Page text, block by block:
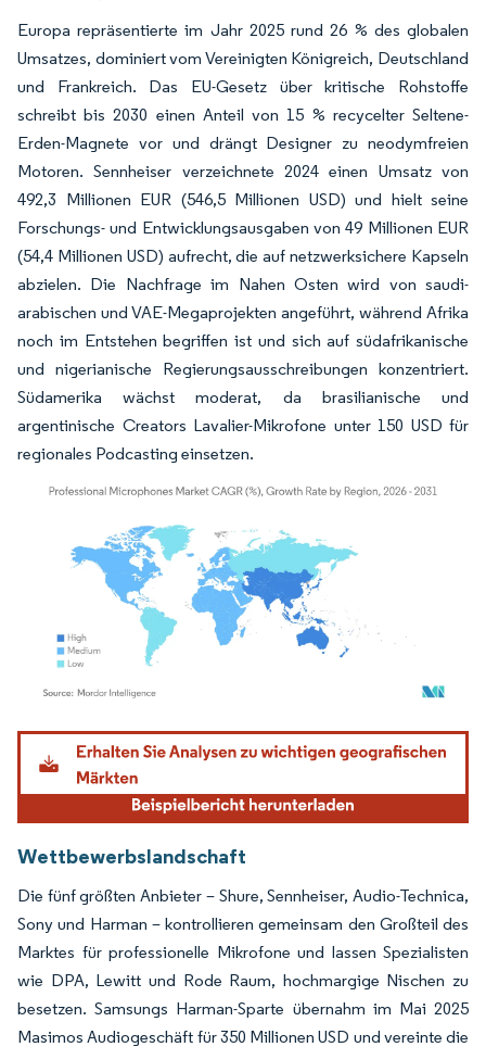
Europa repräsentierte im Jahr 2025 rund 26 % des globalen
Umsatzes, dominiert vom Vereinigten Königreich, Deutschland
und Frankreich. Das EU-Gesetz über kritische Rohstoffe
schreibt bis 2030 einen Anteil von 15 % recycelter Seltene-
Erden-Magnete vor und drängt Designer zu neodymfreien
Motoren. Sennheiser verzeichnete 2024 einen Umsatz von
492,3 Millionen EUR (546,5 Millionen USD) und hielt seine
Forschungs- und Entwicklungsausgaben von 49 Millionen EUR
(54,4 Millionen USD) aufrecht, die auf netzwerksichere Kapseln
abzielen. Die Nachfrage im Nahen Osten wird von saudi-
arabischen und VAE-Megaprojekten angeführt, während Afrika
noch im Entstehen begriffen ist und sich auf südafrikanische
und nigerianische Regierungsausschreibungen konzentriert.
Südamerika wächst moderat, da brasilianische und
argentinische Creators Lavalier-Mikrofone unter 150 USD für
regionales Podcasting einsetzen.
Bild © Mordor Intelligence. Wiederverwendung erfordert Namensnennung gemäß
Wettbewerbslandschaft
Die fünf größten Anbieter – Shure, Sennheiser, Audio-Technica,
Sony und Harman – kontrollieren gemeinsam den Großteil des
Marktes für professionelle Mikrofone und lassen Spezialisten
wie DPA, Lewitt und Rode Raum, hochmargige Nischen zu
besetzen. Samsungs Harman-Sparte übernahm im Mai 2025
Masimos Audiogeschäft für 350 Millionen USD und vereinte die